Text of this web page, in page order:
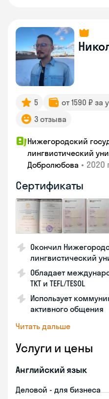
5 от 1590 ₽ за
3 отзыва
Нижегородский
лингвистический
Добролюбова • 2020
Сертификаты
Окончил
лингвистический
Обладает
TKT и TEFL/TESOL
Использует
активного общения
Читать дальше
Услуги и цены
Английский язык
Деловой - для бизнеса